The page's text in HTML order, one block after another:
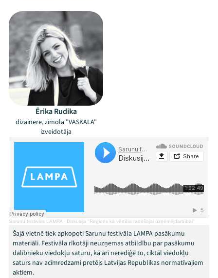
Mana programma
Festivāls
Programma
Viņi bija LAMPĀ 2026
Jaunumi
Ziedo
Veikals
Ērika Rudika
dizainere, zīmola "VASKALA"
izveidotāja
Sarunu festivāls LAMPA · Diskusija "Reģions kā vērtība radošajai uzņēmējdarbībai"
Šajā vietnē tiek apkopoti Sarunu festivāla LAMPA pasākumu
materiāli. Festivāla rīkotāji neuzņemas atbildību par pasākumu
dalībnieku viedokļu saturu, kā arī nerediģē to, ciktāl viedokļu
saturs nav acīmredzami pretējs Latvijas Republikas normatīvajiem
aktiem.